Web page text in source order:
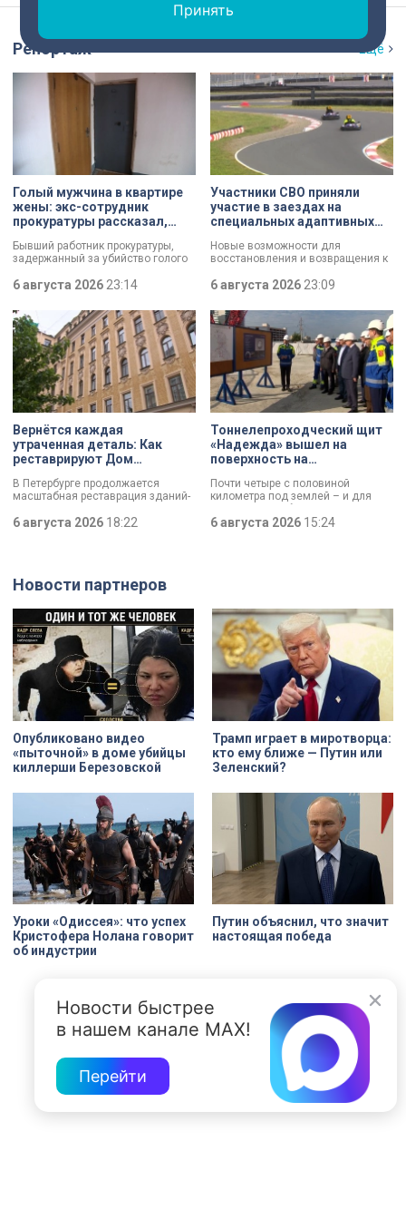
Репортаж Ещё
Голый мужчина в квартире
жены: экс-сотрудник
прокуратуры рассказал,
Бывший работник прокуратуры,
задержанный за убийство голого
которые толкнули его на страшное
вынес мертвеца из дома на улице
Луначарского, выдавая
бездыханного мужчину за
изрядно перебравшего приятеля.
6 августа 202623:14
Участники СВО приняли
участие в заездах на
специальных адаптивных
Новые возможности для
восстановления и возвращения к
фонда «СВОй дом» в Петербурге
специальной военной операции,
которые сейчас проходят курс
реабилитации. Главным событием
дня стали заезды на специальных
адаптивных карт-машинах, где
ветераны смогли лично
протестировать технику и
почувствовать скорость.
6 августа 202623:09
Вернётся каждая
утраченная деталь: Как
реставрируют Дом
Святого Николая на улице
Марата
В Петербурге продолжается
масштабная реставрация зданий-
губернаторской программы.
адресов сейчас — Дом
Единоверческой церкви Святого
Николая на улице Марата. Здание
XIX века, прошедшее через
несколько перестроек, сегодня
переживает второе рождение.
Жемчужина, объекта культурного
наследия — исторические часы.
Их элементы утрачены на 90%.
6 августа 2026 18:22
Тоннелепроходческий щит
«Надежда» вышел на
поверхность на
Почти четыре с половиной
километра под землей – и для
проходческий щит вышел на
6 августа 2026 15:24
Новости партнеров
Опубликовано видео
«пыточной» в доме убийцы
киллерши Березовской
Трамп играет в миротворца:
кто ему ближе — Путин или
Зеленский?
Уроки «Одиссея»: что успех
Кристофера Нолана говорит
об индустрии
Путин объяснил, что значит
настоящая победа
Новости быстрее
в нашем канале MAX!
Перейти
Принять